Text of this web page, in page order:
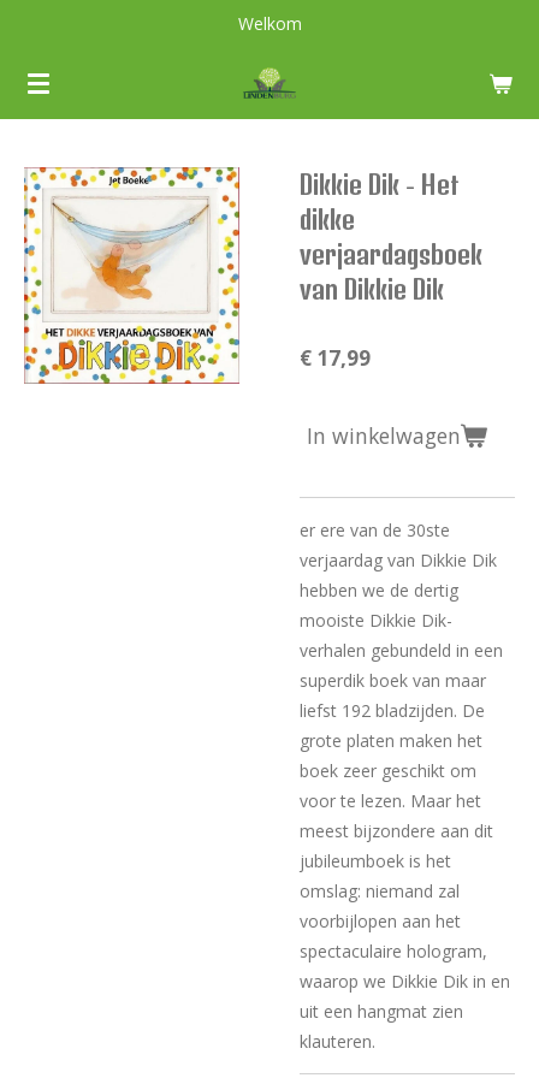
naar
de
Welkom
Dikkie Dik - Het
dikke
verjaardagsboek
van Dikkie Dik
€ 17,99
In winkelwagen
er ere van de 30ste
verjaardag van Dikkie Dik
hebben we de dertig
mooiste Dikkie Dik-
verhalen gebundeld in een
superdik boek van maar
liefst 192 bladzijden. De
grote platen maken het
boek zeer geschikt om
voor te lezen. Maar het
meest bijzondere aan dit
jubileumboek is het
omslag: niemand zal
voorbijlopen aan het
spectaculaire hologram,
waarop we Dikkie Dik in en
uit een hangmat zien
klauteren.